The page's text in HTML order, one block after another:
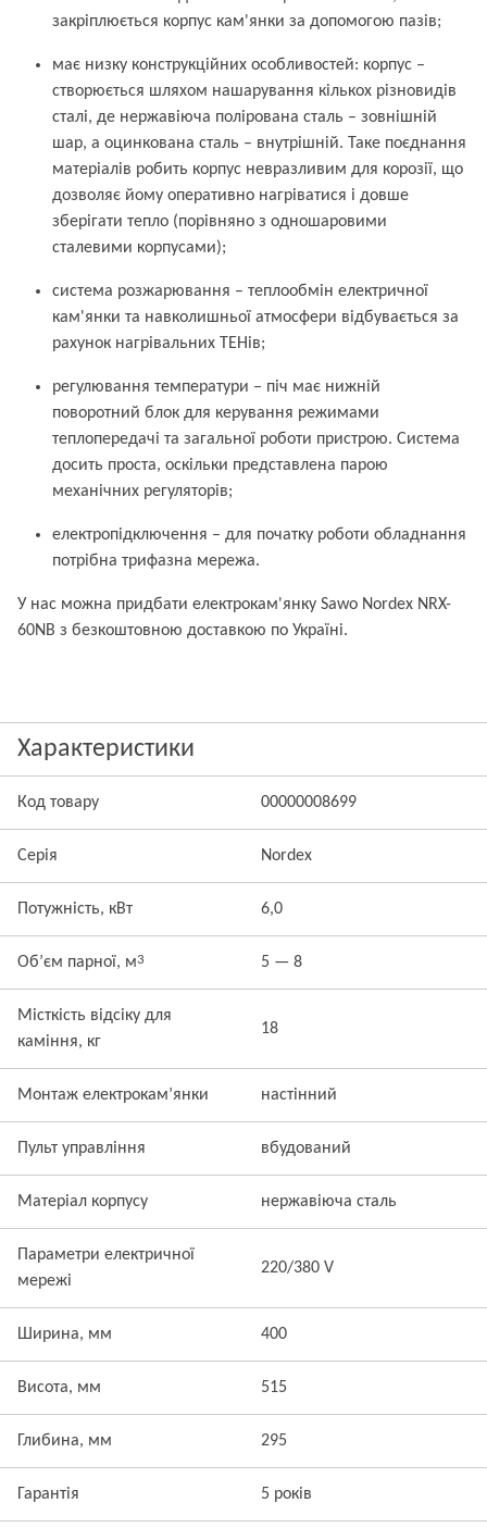
закріплюється корпус кам'янки за допомогою пазів;
має низку конструкційних особливостей: корпус –
створюється шляхом нашарування кількох різновидів
сталі, де нержавіюча полірована сталь – зовнішній
шар, а оцинкована сталь – внутрішній. Таке поєднання
матеріалів робить корпус невразливим для корозії, що
дозволяє йому оперативно нагріватися і довше
зберігати тепло (порівняно з одношаровими
сталевими корпусами);
система розжарювання – теплообмін електричної
кам'янки та навколишньої атмосфери відбувається за
рахунок нагрівальних ТЕНів;
регулювання температури – піч має нижній
поворотний блок для керування режимами
теплопередачі та загальної роботи пристрою. Система
досить проста, оскільки представлена парою
механічних регуляторів;
електропідключення – для початку роботи обладнання
потрібна трифазна мережа.
У нас можна придбати електрокам'янку Sawo Nordex NRX-
60NB з безкоштовною доставкою по Україні.
Характеристики
Код товару 00000008699
Серія Nordex
Потужність, кВт 6,0
Об’єм парної, м3 5 — 8
Місткість відсіку для
каміння, кг
18
Монтаж електрокам’янки настінний
Пульт управління вбудований
Матеріал корпусу нержавіюча сталь
Параметри електричної
мережі
220/380 V
Ширина, мм 400
Висота, мм 515
Глибина, мм 295
Гарантія 5 років